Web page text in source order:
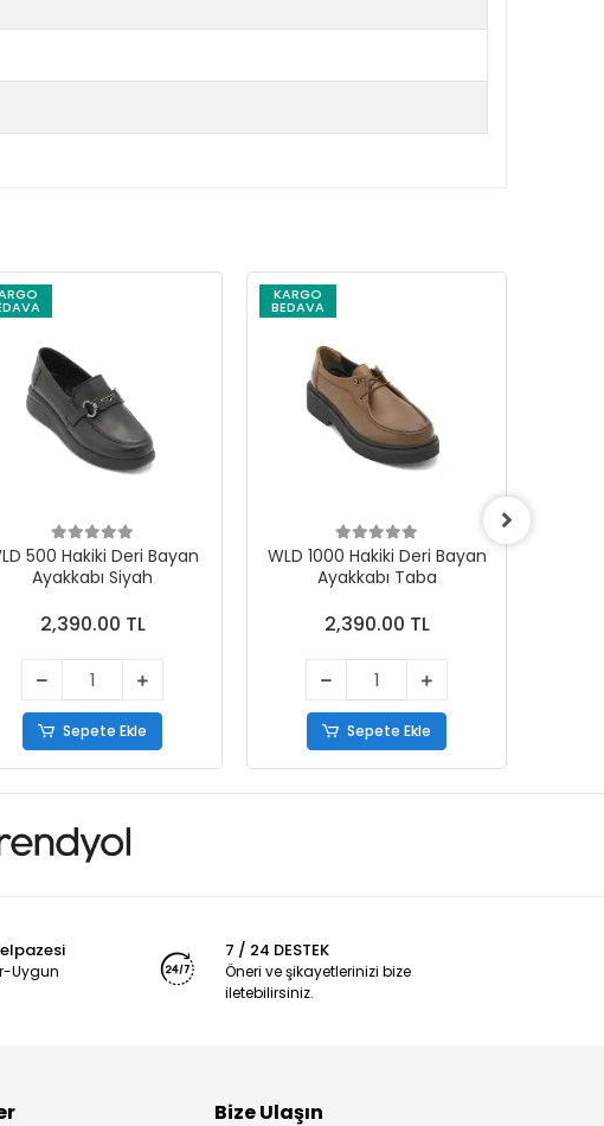
500 Hakiki Deri Bayan
Ayakkabı Siyah
2,390.00 TL
Sepete Ekle
KARGO
BEDAVA
WLD 1000 Hakiki Deri Bayan
Ayakkabı Taba
2,390.00 TL
Sepete Ekle
Uygun
7 / 24 DESTEK
Öneri ve şikayetlerinizi bize
iletebilirsiniz.
Bize Ulaşın